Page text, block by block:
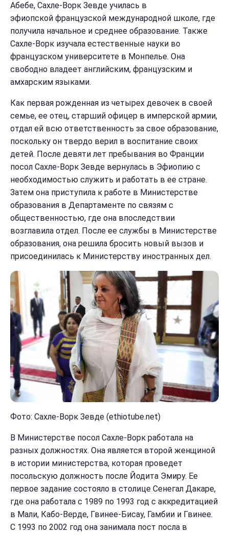
Абебе, Сахле-Ворк Зевде училась в
эфиопской французской международной школе, где
получила начальное и среднее образование. Также
Сахле-Ворк изучала естественные науки во
французском университете в Монпелье. Она
свободно владеет английским, французским и
амхарским языками.
Как первая рожденная из четырех девочек в своей
семье, ее отец, старший офицер в имперской армии,
отдал ей всю ответственность за свое образование,
поскольку он твердо верил в воспитание своих
детей. После девяти лет пребывания во Франции
посол Сахле-Ворк Зевде вернулась в Эфиопию с
необходимостью служить и работать в ее стране.
Затем она приступила к работе в Министерстве
образования в Департаменте по связям с
общественностью, где она впоследствии
возглавила отдел. После ее службы в Министерстве
образования, она решила бросить новый вызов и
присоединилась к Министерству иностранных дел.
Фото: Сахле-Ворк Зевде (ethiotube.net)
В Министерстве посол Сахле-Ворк работала на
разных должностях. Она является второй женщиной
в истории министерства, которая проведет
посольскую должность после Йодита Эмиру. Ее
первое задание состояло в столице Сенегал Дакаре,
где она работала с 1989 по 1993 год с аккредитацией
в Мали, Кабо-Верде, Гвинее-Бисау, Гамбии и Гвинее.
С 1993 по 2002 год она занимала пост посла в